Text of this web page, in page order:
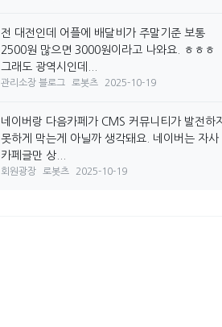
전 대전인데 어플에 배달비가 주말기준 보통
2500원 많으면 3000원이라고 나와요. ㅎㅎㅎ
그래도 광역시인데...
관리소장 블로그 로봇츠 2025-10-19
네이버랑 다음카페가 CMS 커뮤니티가 발전하지
못하게 막는게 아닐까 생각돼요. 네이버는 자사
카페글만 상...
회원광장 로봇츠 2025-10-19